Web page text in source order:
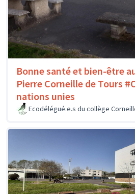
Bonne santé et bien-être
Pierre Corneille de Tours
nations unies
Ecodélégué.e.s du collège